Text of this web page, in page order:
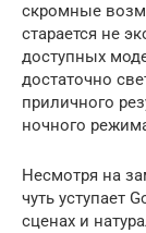
скромные
старается не
доступных
достаточно
приличного
ночного
Несмотря на
чуть уступает
сценах и